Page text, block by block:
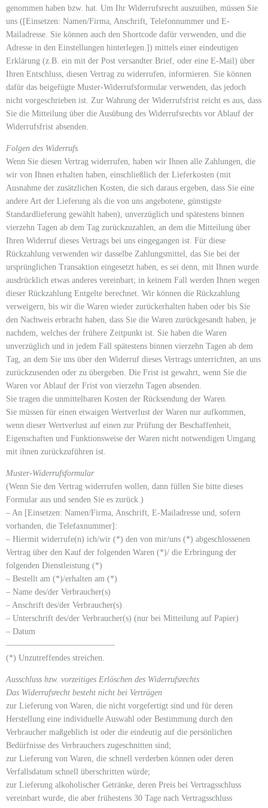
genommen haben bzw. hat. Um Ihr Widerrufsrecht auszuüben, müssen Sie
uns ([Einsetzen: Namen/Firma, Anschrift, Telefonnummer und E-
Mailadresse. Sie können auch den Shortcode dafür verwenden, und die
Adresse in den Einstellungen hinterlegen.]) mittels einer eindeutigen
Erklärung (z.B. ein mit der Post versandter Brief, oder eine E-Mail) über
Ihren Entschluss, diesen Vertrag zu widerrufen, informieren. Sie können
dafür das beigefügte Muster-Widerrufsformular verwenden, das jedoch
nicht vorgeschrieben ist. Zur Wahrung der Widerrufsfrist reicht es aus, dass
Sie die Mitteilung über die Ausübung des Widerrufsrechts vor Ablauf der
Widerrufsfrist absenden.
Folgen des Widerrufs
Wenn Sie diesen Vertrag widerrufen, haben wir Ihnen alle Zahlungen, die
wir von Ihnen erhalten haben, einschließlich der Lieferkosten (mit
Ausnahme der zusätzlichen Kosten, die sich daraus ergeben, dass Sie eine
andere Art der Lieferung als die von uns angebotene, günstigste
Standardlieferung gewählt haben), unverzüglich und spätestens binnen
vierzehn Tagen ab dem Tag zurückzuzahlen, an dem die Mitteilung über
Ihren Widerruf dieses Vertrags bei uns eingegangen ist. Für diese
Rückzahlung verwenden wir dasselbe Zahlungsmittel, das Sie bei der
ursprünglichen Transaktion eingesetzt haben, es sei denn, mit Ihnen wurde
ausdrücklich etwas anderes vereinbart; in keinem Fall werden Ihnen wegen
dieser Rückzahlung Entgelte berechnet. Wir können die Rückzahlung
verweigern, bis wir die Waren wieder zurückerhalten haben oder bis Sie
den Nachweis erbracht haben, dass Sie die Waren zurückgesandt haben, je
nachdem, welches der frühere Zeitpunkt ist. Sie haben die Waren
unverzüglich und in jedem Fall spätestens binnen vierzehn Tagen ab dem
Tag, an dem Sie uns über den Widerruf dieses Vertrags unterrichten, an uns
zurückzusenden oder zu übergeben. Die Frist ist gewahrt, wenn Sie die
Waren vor Ablauf der Frist von vierzehn Tagen absenden.
Sie tragen die unmittelbaren Kosten der Rücksendung der Waren.
Sie müssen für einen etwaigen Wertverlust der Waren nur aufkommen,
wenn dieser Wertverlust auf einen zur Prüfung der Beschaffenheit,
Eigenschaften und Funktionsweise der Waren nicht notwendigen Umgang
mit ihnen zurückzuführen ist.
Muster-Widerrufsformular
(Wenn Sie den Vertrag widerrufen wollen, dann füllen Sie bitte dieses
Formular aus und senden Sie es zurück.)
– An [Einsetzen: Namen/Firma, Anschrift, E-Mailadresse und, sofern
vorhanden, die Telefaxnummer]:
– Hiermit widerrufe(n) ich/wir (*) den von mir/uns (*) abgeschlossenen
Vertrag über den Kauf der folgenden Waren (*)/ die Erbringung der
folgenden Dienstleistung (*)
– Bestellt am (*)/erhalten am (*)
– Name des/der Verbraucher(s)
– Anschrift des/der Verbraucher(s)
– Unterschrift des/der Verbraucher(s) (nur bei Mitteilung auf Papier)
– Datum
—————————————
(*) Unzutreffendes streichen.
Ausschluss bzw. vorzeitiges Erlöschen des Widerrufsrechts
Das Widerrufsrecht besteht nicht bei Verträgen
zur Lieferung von Waren, die nicht vorgefertigt sind und für deren
Herstellung eine individuelle Auswahl oder Bestimmung durch den
Verbraucher maßgeblich ist oder die eindeutig auf die persönlichen
Bedürfnisse des Verbrauchers zugeschnitten sind;
zur Lieferung von Waren, die schnell verderben können oder deren
Verfallsdatum schnell überschritten würde;
zur Lieferung alkoholischer Getränke, deren Preis bei Vertragsschluss
vereinbart wurde, die aber frühestens 30 Tage nach Vertragsschluss